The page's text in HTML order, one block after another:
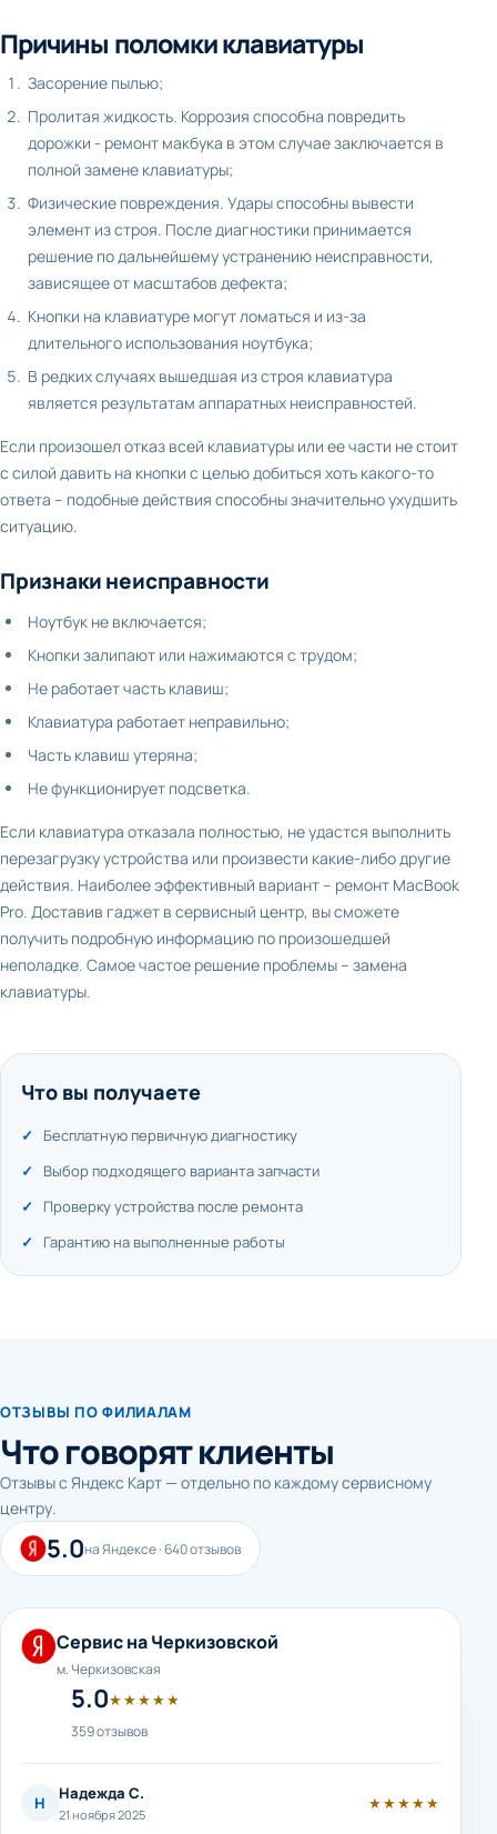
Причины поломки клавиатуры
Засорение пылью;
Пролитая жидкость. Коррозия способна повредить
дорожки - ремонт макбука в этом случае заключается в
полной замене клавиатуры;
Физические повреждения. Удары способны вывести
элемент из строя. После диагностики принимается
решение по дальнейшему устранению неисправности,
зависящее от масштабов дефекта;
Кнопки на клавиатуре могут ломаться и из-за
длительного использования ноутбука;
В редких случаях вышедшая из строя клавиатура
является результатам аппаратных неисправностей.
Если произошел отказ всей клавиатуры или ее части не стоит
с силой давить на кнопки с целью добиться хоть какого-то
ответа – подобные действия способны значительно ухудшить
ситуацию.
Признаки неисправности
Ноутбук не включается;
Кнопки залипают или нажимаются с трудом;
Не работает часть клавиш;
Клавиатура работает неправильно;
Часть клавиш утеряна;
Не функционирует подсветка.
Если клавиатура отказала полностью, не удастся выполнить
перезагрузку устройства или произвести какие-либо другие
действия. Наиболее эффективный вариант – ремонт MacBook
Pro. Доставив гаджет в сервисный центр, вы сможете
получить подробную информацию по произошедшей
неполадке. Самое частое решение проблемы – замена
клавиатуры.
Что вы получаете
Бесплатную первичную диагностику
Выбор подходящего варианта запчасти
Проверку устройства после ремонта
Гарантию на выполненные работы
ОТЗЫВЫ ПО ФИЛИАЛАМ
Что говорят клиенты
Отзывы с Яндекс Карт — отдельно по каждому сервисному
центру.
5.0на Яндексе · 640 отзывов
Сервис на Черкизовской
м. Черкизовская
5.0★★★★★
359 отзывов
Н Надежда С.
21 ноября 2025
★★★★★